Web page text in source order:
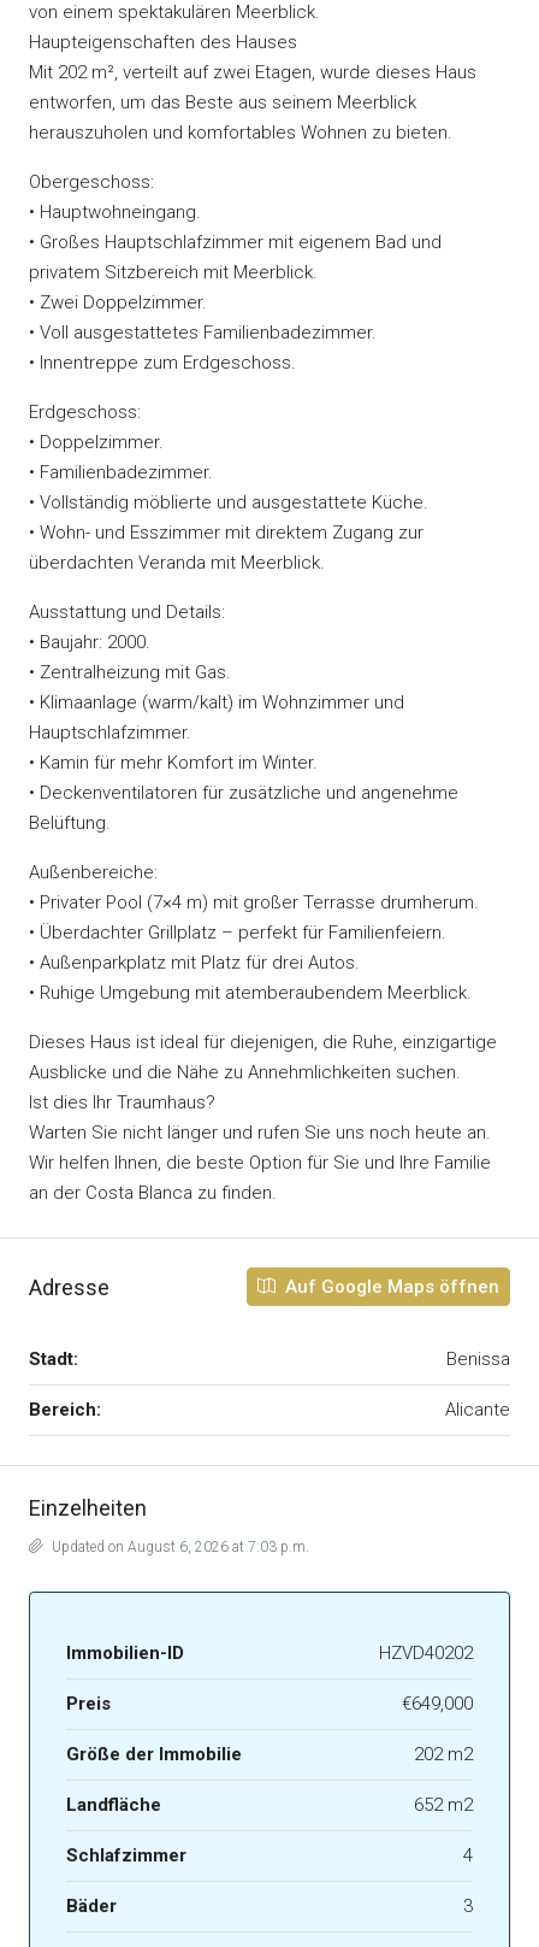
von einem spektakulären Meerblick.
Haupteigenschaften des Hauses
Mit 202 m², verteilt auf zwei Etagen, wurde dieses Haus
entworfen, um das Beste aus seinem Meerblick
herauszuholen und komfortables Wohnen zu bieten.
Obergeschoss:
• Hauptwohneingang.
• Großes Hauptschlafzimmer mit eigenem Bad und
privatem Sitzbereich mit Meerblick.
• Zwei Doppelzimmer.
• Voll ausgestattetes Familienbadezimmer.
• Innentreppe zum Erdgeschoss.
Erdgeschoss:
• Doppelzimmer.
• Familienbadezimmer.
• Vollständig möblierte und ausgestattete Küche.
• Wohn- und Esszimmer mit direktem Zugang zur
überdachten Veranda mit Meerblick.
Ausstattung und Details:
• Baujahr: 2000.
• Zentralheizung mit Gas.
• Klimaanlage (warm/kalt) im Wohnzimmer und
Hauptschlafzimmer.
• Kamin für mehr Komfort im Winter.
• Deckenventilatoren für zusätzliche und angenehme
Belüftung.
Außenbereiche:
• Privater Pool (7×4 m) mit großer Terrasse drumherum.
• Überdachter Grillplatz – perfekt für Familienfeiern.
• Außenparkplatz mit Platz für drei Autos.
• Ruhige Umgebung mit atemberaubendem Meerblick.
Dieses Haus ist ideal für diejenigen, die Ruhe, einzigartige
Ausblicke und die Nähe zu Annehmlichkeiten suchen.
Ist dies Ihr Traumhaus?
Warten Sie nicht länger und rufen Sie uns noch heute an.
Wir helfen Ihnen, die beste Option für Sie und Ihre Familie
an der Costa Blanca zu finden.
Adresse Auf Google Maps öffnen
Stadt: Benissa
Bereich: Alicante
Einzelheiten
Updated on August 6, 2026 at 7:03 p.m.
Immobilien-ID HZVD40202
Preis €649,000
Größe der Immobilie 202 m2
Landfläche 652 m2
Schlafzimmer 4
Bäder 3